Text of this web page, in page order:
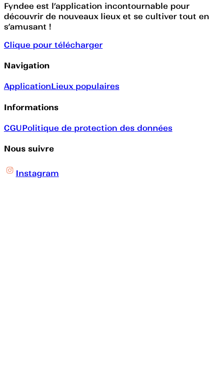
Fyndee est l’application incontournable pour
découvrir de nouveaux lieux et se cultiver tout en
s’amusant !
Clique pour télécharger
Navigation
ApplicationLieux populaires
Informations
CGUPolitique de protection des données
Nous suivre
Instagram